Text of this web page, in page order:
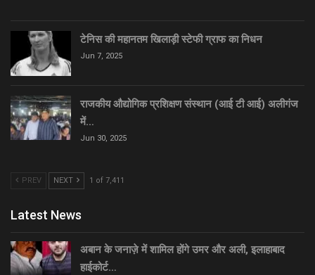
टेनिस की महानतम खिलाड़ी स्टेफी ग्राफ का निधन
Jun 7, 2025
राजकीय औद्योगिक प्रशिक्षण संस्थान (आई टी आई) अलीगंज
में…
Jun 30, 2025
PREV NEXT 1 of 7,411
Latest News
अबान के जनाज़े में शामिल होंगे उमर और अली, इलाहाबाद
हाईकोर्ट…